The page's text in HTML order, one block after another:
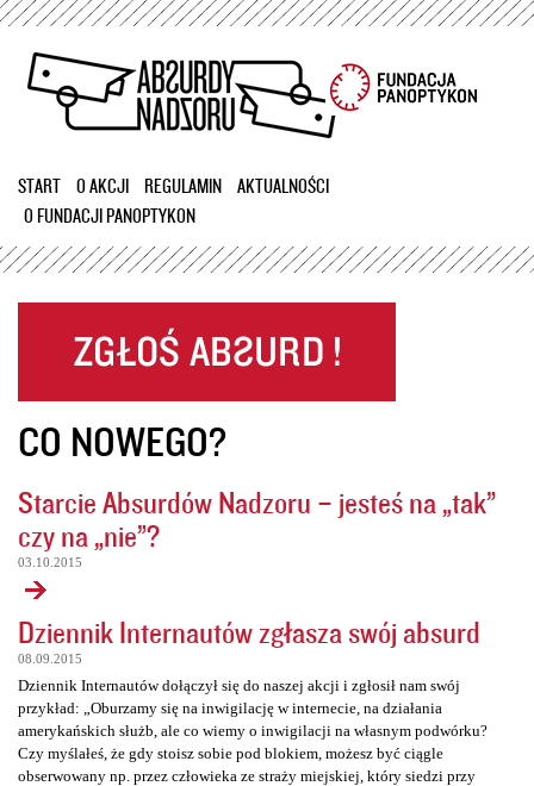
Przejdź
treści
START O AKCJI REGULAMIN
AKTUALNOŚCI
O FUNDACJI PANOPTYKON
CO NOWEGO?
Starcie Absurdów Nadzoru – jesteś na „tak”
czy na „nie”?
03.10.2015
Dziennik Internautów zgłasza swój absurd
08.09.2015
Dziennik Internautów dołączył się do naszej akcji i zgłosił nam swój
przykład: „Oburzamy się na inwigilację w internecie, na działania
amerykańskich służb, ale co wiemy o inwigilacji na własnym podwórku?
Czy myślałeś, że gdy stoisz sobie pod blokiem, możesz być ciągle
obserwowany np. przez człowieka ze straży miejskiej, który siedzi przy